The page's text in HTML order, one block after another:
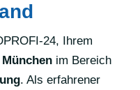
24, Ihrem
München im Bereich
. Als erfahrener